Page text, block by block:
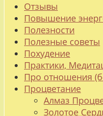
Отзывы
Повышение
Полезности
Полезные советы
Похудение
Практики,
Про отношения
Процветание
Алмаз
Золотое